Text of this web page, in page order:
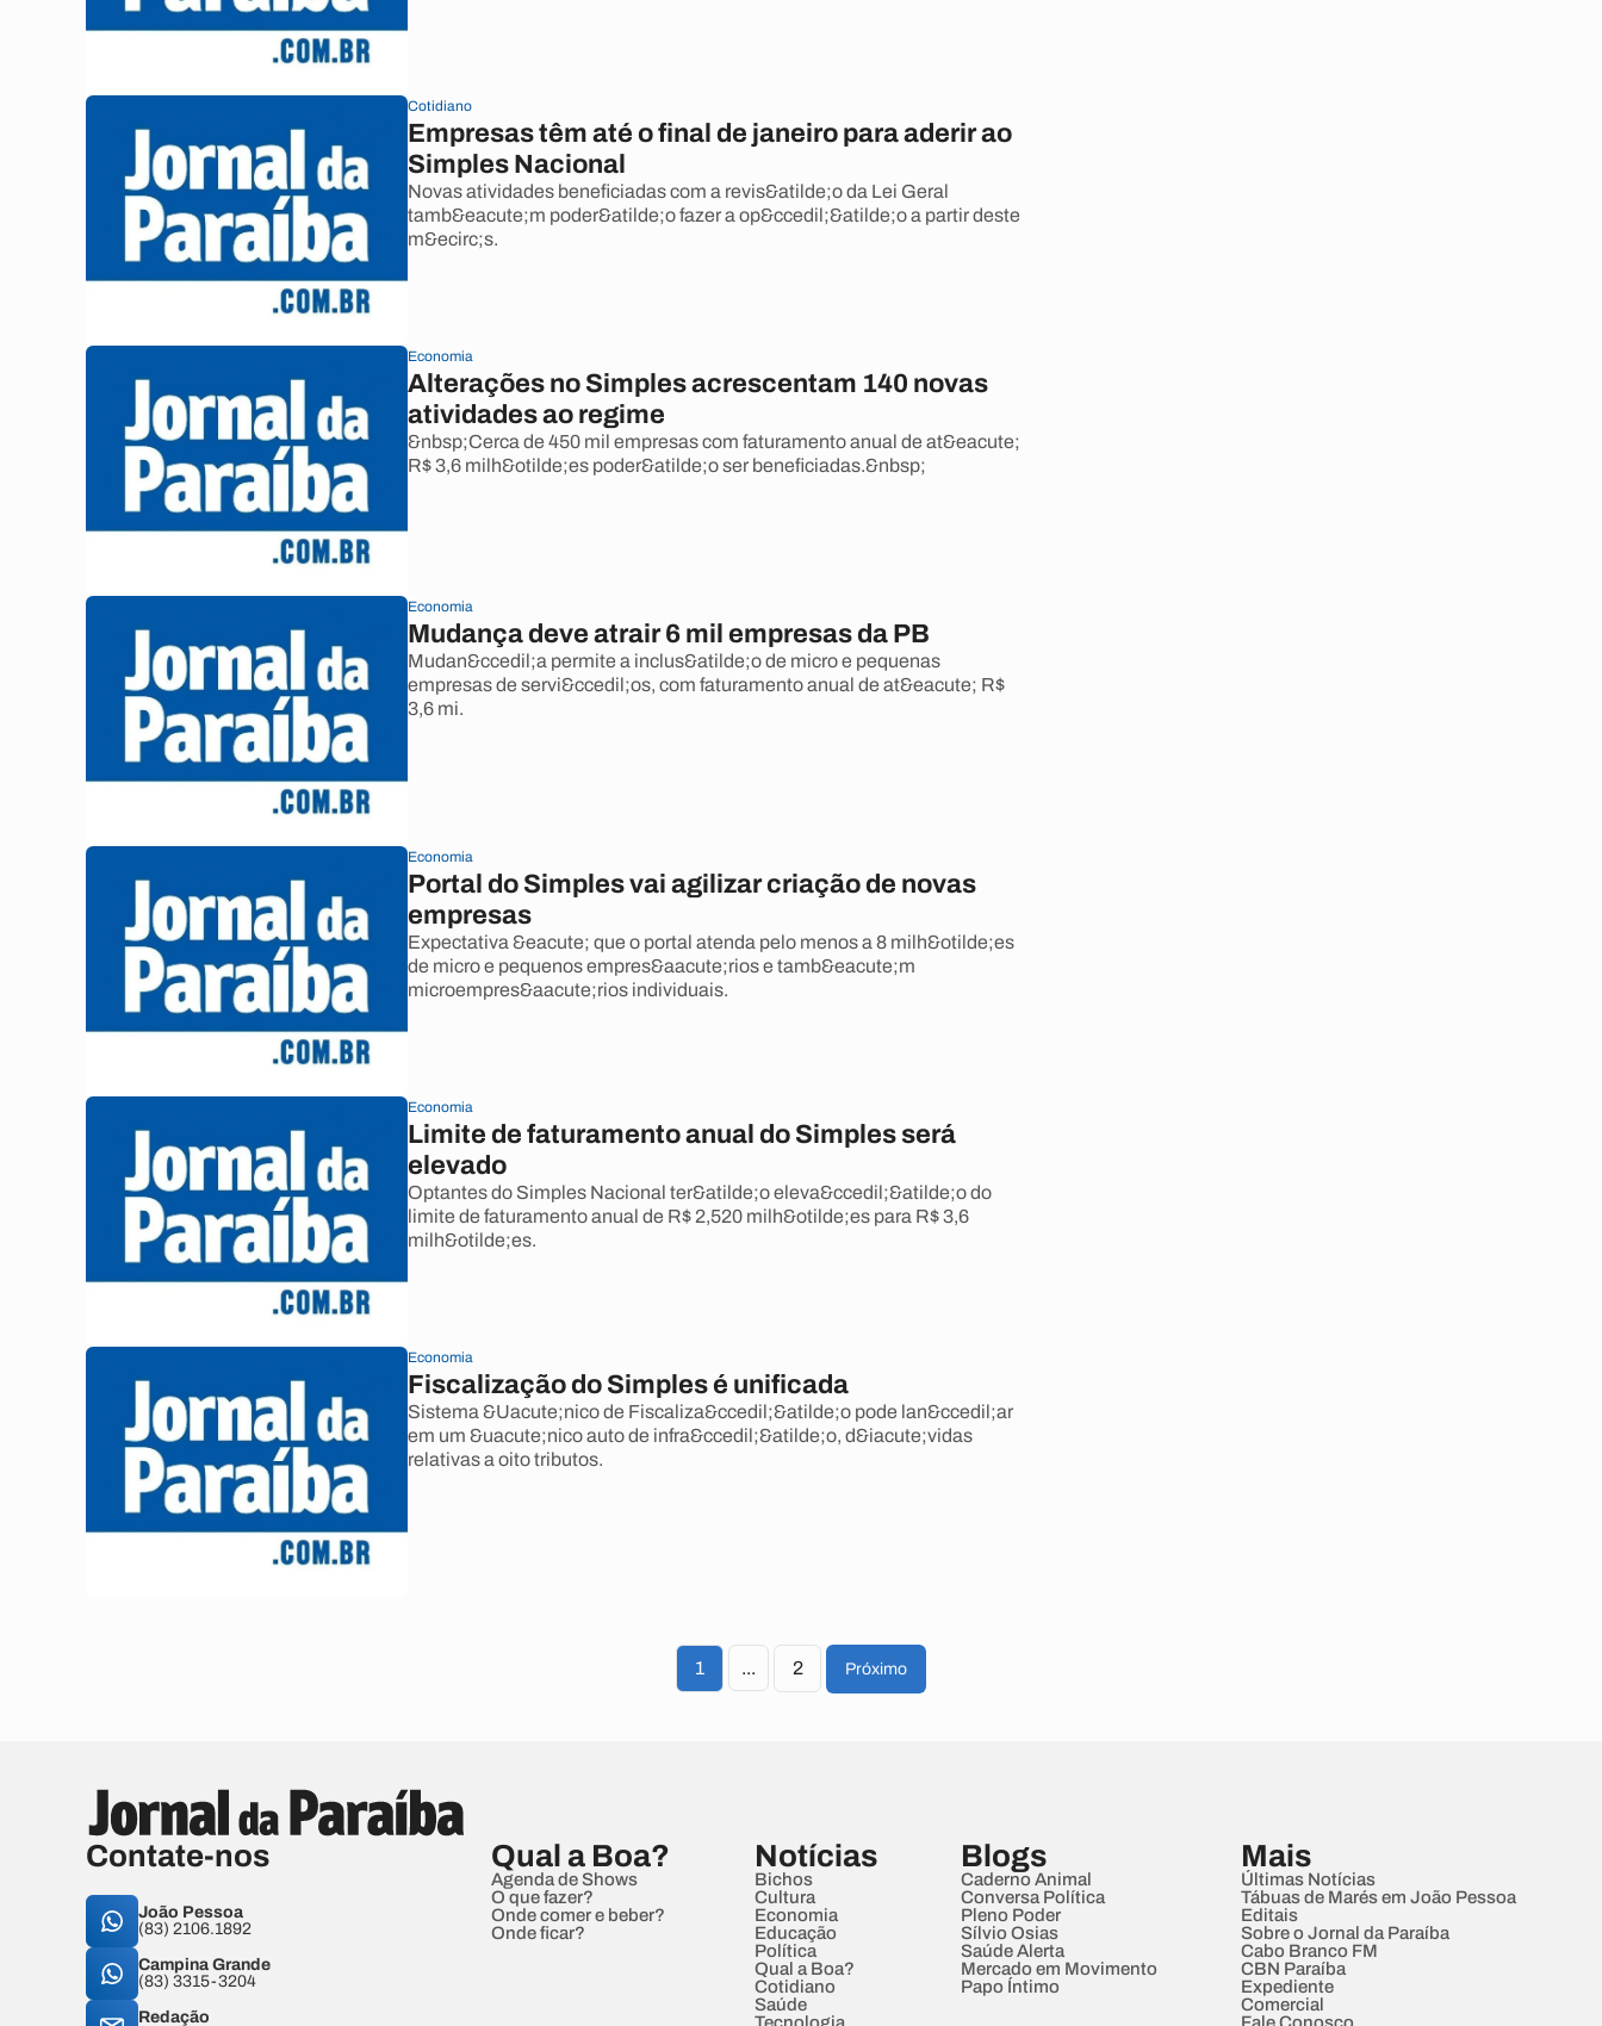
Cotidiano
Empresas têm até o final de janeiro para aderir ao
Simples Nacional
Novas atividades beneficiadas com a revis&atilde;o da Lei Geral
tamb&eacute;m poder&atilde;o fazer a op&ccedil;&atilde;o a partir deste
m&ecirc;s.
Economia
Alterações no Simples acrescentam 140 novas
atividades ao regime
&nbsp;Cerca de 450 mil empresas com faturamento anual de at&eacute;
R$ 3,6 milh&otilde;es poder&atilde;o ser beneficiadas.&nbsp;
Economia
Mudança deve atrair 6 mil empresas da PB
Mudan&ccedil;a permite a inclus&atilde;o de micro e pequenas
empresas de servi&ccedil;os, com faturamento anual de at&eacute; R$
3,6 mi.
Economia
Portal do Simples vai agilizar criação de novas
empresas
Expectativa &eacute; que o portal atenda pelo menos a 8 milh&otilde;es
de micro e pequenos empres&aacute;rios e tamb&eacute;m
microempres&aacute;rios individuais.
Economia
Limite de faturamento anual do Simples será
elevado
Optantes do Simples Nacional ter&atilde;o eleva&ccedil;&atilde;o do
limite de faturamento anual de R$ 2,520 milh&otilde;es para R$ 3,6
milh&otilde;es.
Economia
Fiscalização do Simples é unificada
Sistema &Uacute;nico de Fiscaliza&ccedil;&atilde;o pode lan&ccedil;ar
em um &uacute;nico auto de infra&ccedil;&atilde;o, d&iacute;vidas
relativas a oito tributos.
1 ... 2 Próximo
Contate-nos
João Pessoa
(83) 2106.1892
Campina Grande
(83) 3315-3204
Redação
Qual a Boa?
Agenda de Shows
O que fazer?
Onde comer e beber?
Onde ficar?
Notícias
Bichos
Cultura
Economia
Educação
Política
Qual a Boa?
Cotidiano
Saúde
Blogs
Caderno Animal
Conversa Política
Pleno Poder
Sílvio Osias
Saúde Alerta
Mercado em Movimento
Papo Íntimo
Mais
Últimas Notícias
Tábuas de Marés em João Pessoa
Editais
Sobre o Jornal da Paraíba
Cabo Branco FM
CBN Paraíba
Expediente
Comercial